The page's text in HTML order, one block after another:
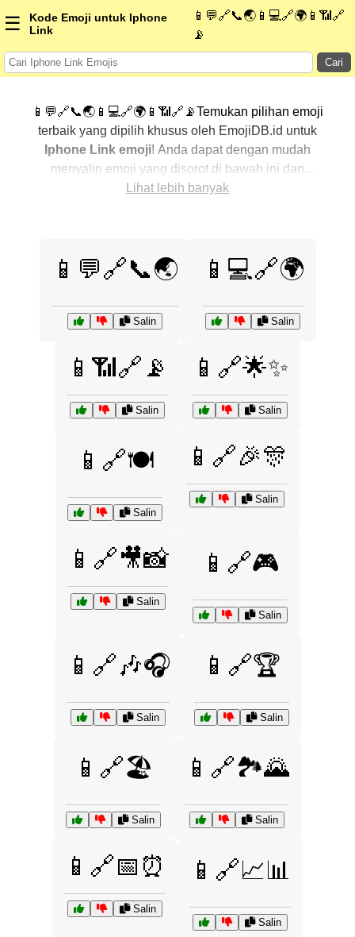
☰
Kode Emoji untuk Iphone
Link
📱💬🔗📞🌏📱💻🔗🌍📱📶🔗
📡
Cari
📱💬🔗📞🌏📱💻🔗🌍📱📶🔗📡Temukan pilihan emoji
terbaik yang dipilih khusus oleh EmojiDB.id untuk
Iphone Link emoji! Anda dapat dengan mudah
menyalin emoji yang disorot di bawah ini dan
menggunakannya di percakapan Anda untuk
pilihan? Jelajahi kategori lainnya untuk menemukan cara
baru dalam mengekspresikan
Iphone Link dengan
Lihat lebih banyak
📱💬🔗📞🌏
Salin
📱💻🔗🌍
Salin
📱📶🔗📡
Salin
📱🔗🌟✨
Salin
📱🔗🍽️
Salin
📱🔗🎉🎊
Salin
📱🔗🎥📸
Salin
📱🔗🎮
Salin
📱🔗🎶🎧
Salin
📱🔗🏆
Salin
📱🔗🏖️
Salin
📱🔗🏞️🌄
Salin
📱🔗📅⏰
Salin
📱🔗📈📊
Salin